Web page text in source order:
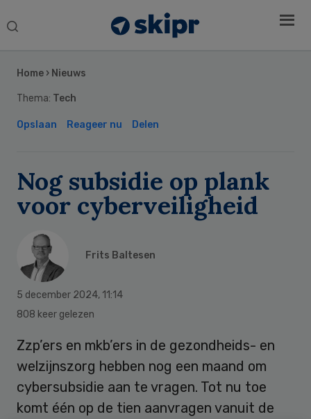
Search
Home › Nieuws
Thema: Tech
Opslaan Reageer nu Delen
Nog subsidie op plank
voor cyberveiligheid
Frits Baltesen
5 december 2024, 11:14
808 keer gelezen
Zzp’ers en mkb’ers in de gezondheids- en
welzijnszorg hebben nog een maand om
cybersubsidie aan te vragen. Tot nu toe
komt één op de tien aanvragen vanuit de
Sidebar